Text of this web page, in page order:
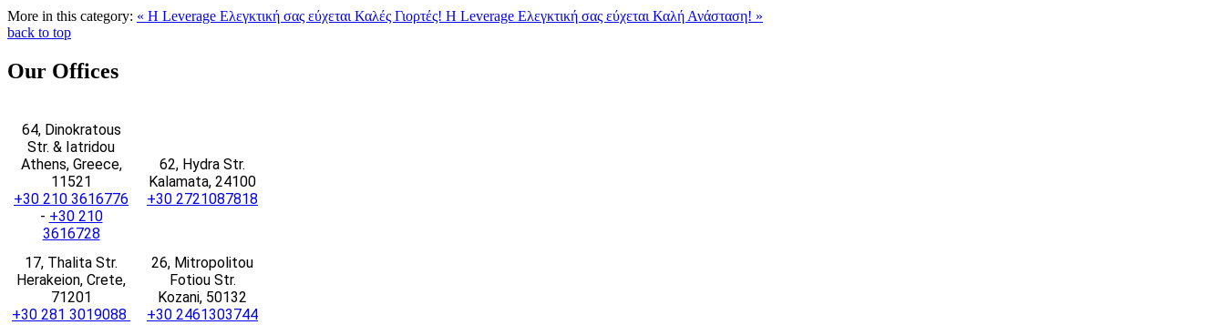
More in this category: « Η Leverage Ελεγκτική σας εύχεται Καλές Γιορτές! H Leverage Ελεγκτική σας εύχεται Καλή Ανάσταση! »
back to top
Our Offices
64, Dinokratous
Str. & Iatridou
Athens, Greece,
11521
+30 210 3616776
- +30 210
3616728
62, Hydra Str.
Kalamata, 24100
+30 2721087818
17, Thalita Str.
Herakeion, Crete,
71201
+30 281 3019088
26, Mitropolitou
Fotiou Str.
Kozani, 50132
+30 2461303744